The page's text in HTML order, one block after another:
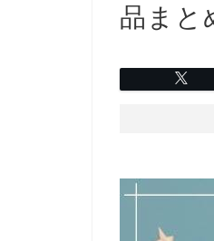
品まと